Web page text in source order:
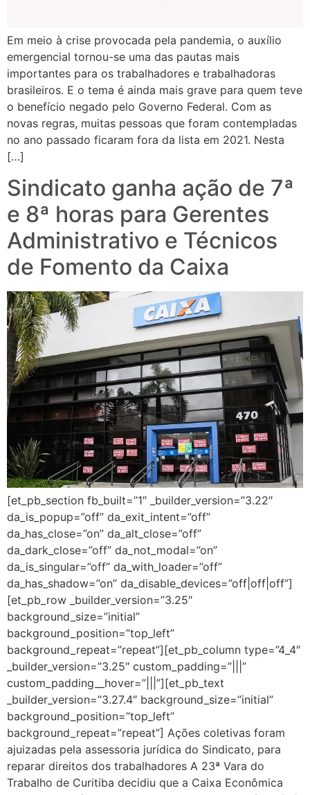
Em meio à crise provocada pela pandemia, o auxílio
emergencial tornou-se uma das pautas mais
importantes para os trabalhadores e trabalhadoras
brasileiros. E o tema é ainda mais grave para quem teve
o benefício negado pelo Governo Federal. Com as
novas regras, muitas pessoas que foram contempladas
no ano passado ficaram fora da lista em 2021. Nesta
[…]
Sindicato ganha ação de 7ª
e 8ª horas para Gerentes
Administrativo e Técnicos
de Fomento da Caixa
[et_pb_section fb_built=”1″ _builder_version=”3.22″
da_is_popup=”off” da_exit_intent=”off”
da_has_close=”on” da_alt_close=”off”
da_dark_close=”off” da_not_modal=”on”
da_is_singular=”off” da_with_loader=”off”
da_has_shadow=”on” da_disable_devices=”off|off|off”]
[et_pb_row _builder_version=”3.25″
background_size=”initial”
background_position=”top_left”
background_repeat=”repeat”][et_pb_column type=”4_4″
_builder_version=”3.25″ custom_padding=”|||”
custom_padding__hover=”|||”][et_pb_text
_builder_version=”3.27.4″ background_size=”initial”
background_position=”top_left”
background_repeat=”repeat”] Ações coletivas foram
ajuizadas pela assessoria jurídica do Sindicato, para
reparar direitos dos trabalhadores A 23ª Vara do
Trabalho de Curitiba decidiu que a Caixa Econômica